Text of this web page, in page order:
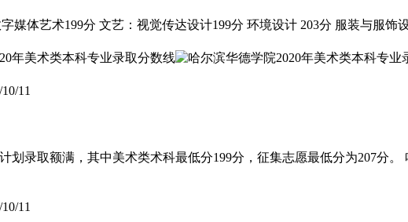
体艺术199分 文艺：视觉传达设计199分 环境设计 203分 服装与服饰
11
录取额满，其中美术类术科最低分199分，征集志愿最低分为207分
11